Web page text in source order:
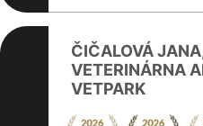
ČIČALOVÁ
VETERINÁRNA
VETPARK